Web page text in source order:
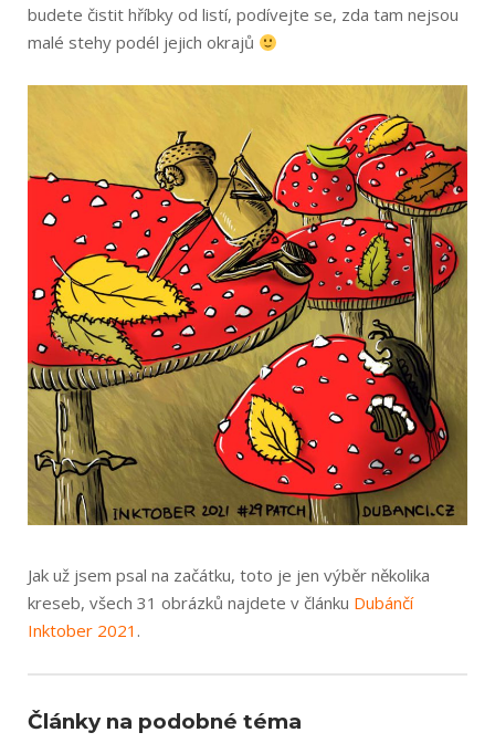
budete čistit hříbky od listí, podívejte se, zda tam nejsou
malé stehy podél jejich okrajů
Jak už jsem psal na začátku, toto je jen výběr několika
kreseb, všech 31 obrázků najdete v článku Dubánčí
Inktober 2021 .
Články na podobné téma